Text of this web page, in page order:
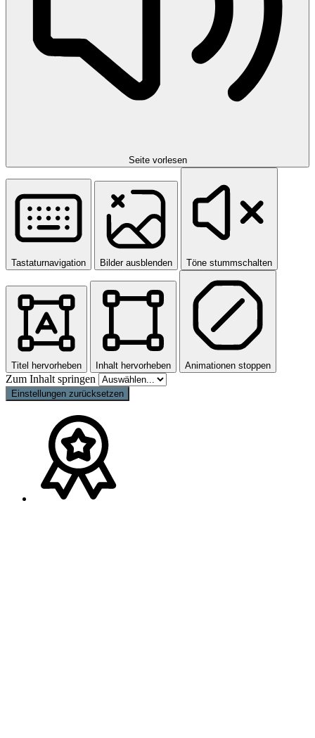
Seite vorlesen
Tastaturnavigation Bilder ausblenden Töne stummschalten
Titel hervorheben Inhalt hervorheben Animationen stoppen
Zum Inhalt springen
Einstellungen zurücksetzen